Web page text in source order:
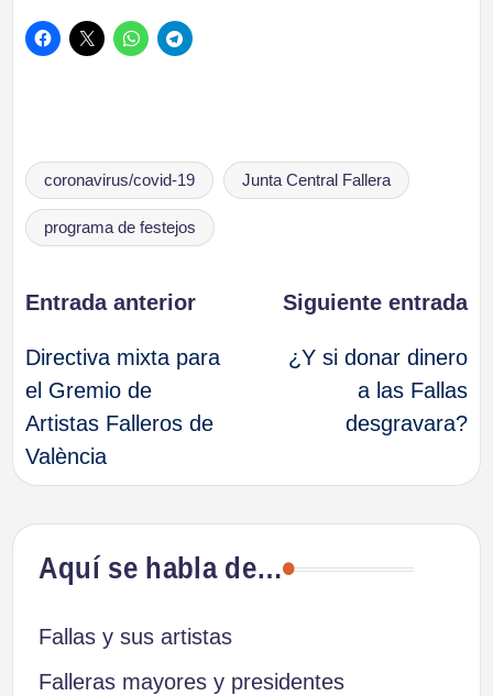
Etiquetas:
coronavirus/covid-19 Junta Central Fallera
programa de festejos
Navegación
de
entradas
Entrada anterior
Directiva mixta para
el Gremio de
Artistas Falleros de
València
Siguiente entrada
¿Y si donar dinero
a las Fallas
desgravara?
Aquí se habla de…
Fallas y sus artistas
Falleras mayores y presidentes